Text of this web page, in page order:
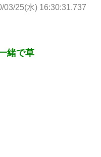
03/25(水) 16:30:31.737
緒で草